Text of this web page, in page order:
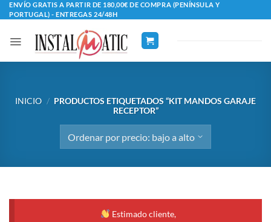
Saltar
al
contenido
ENVÍO GRATIS A PARTIR DE 180,00€ DE COMPRA (PENÍNSULA Y
PORTUGAL) - ENTREGAS 24/48H
INICIO / PRODUCTOS ETIQUETADOS “KIT MANDOS GARAJE
RECEPTOR”
Estimado cliente,